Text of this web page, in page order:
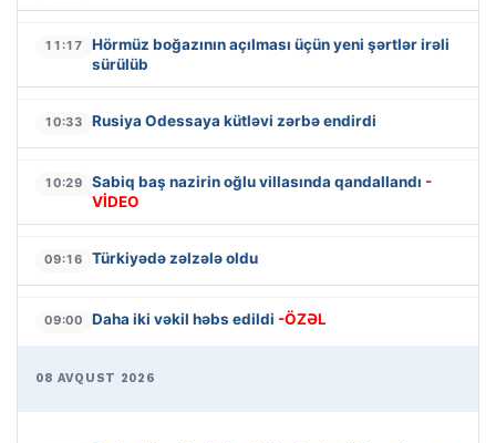
11:17
Hörmüz boğazının açılması üçün yeni şərtlər irəli
sürülüb
10:33 Rusiya Odessaya kütləvi zərbə endirdi
10:29 Sabiq baş nazirin oğlu villasında qandallandı -
VİDEO
09:16 Türkiyədə zəlzələ oldu
09:00 Daha iki vəkil həbs edildi -ÖZƏL
08 AVQUST 2026